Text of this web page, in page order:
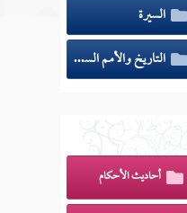
السيرة
التاريخ والأمم السابقة
أحاديث الأحكام